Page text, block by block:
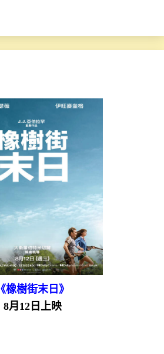
《橡樹街末日》
8月12日上映